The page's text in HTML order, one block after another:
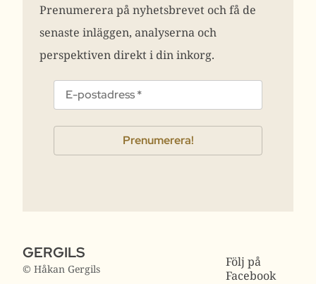
Prenumerera på nyhetsbrevet och få de
senaste inläggen, analyserna och
perspektiven direkt i din inkorg.
GERGILS
© Håkan Gergils
Följ på
Facebook